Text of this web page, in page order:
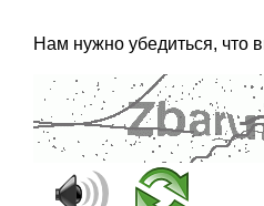
Нам нужно убедиться, что